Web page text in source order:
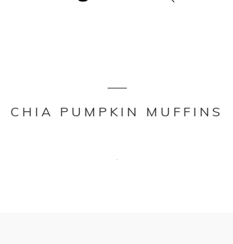
CHIA PUMPKIN MUFFINS